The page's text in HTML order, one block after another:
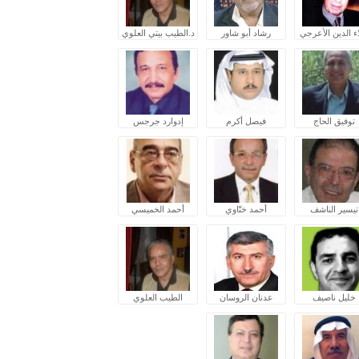
الدين الأعرجي رشاد أبو شاور د.الطيب بيتي العلوي
توفيق الحاج فيصل أكرم إدوارد جرجس
تيسير الناشف أحمد ختّاوي أحمد الخميسي
خليل ناصيف عدنان الروسان الطيب العلوي